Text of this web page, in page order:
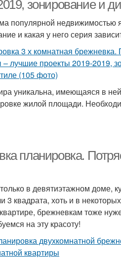
зонирование и
популярной недвижимостью
и какая у него серия
уникальна, имеющаяся в ней
жилой площади.
планировка.
в девятиэтажном доме,
3 квадрата, хоть и в
брежневкам тоже
на эту красоту!